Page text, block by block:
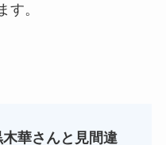
す。
木華さんと見間違